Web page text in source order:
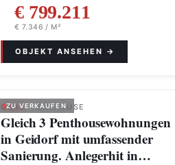
€ 799.211
€ 7.346 / M²
ZU VERKAUFEN
GRAZ· PENTHOUSE
Gleich 3 Penthousewohnungen
in Geidorf mit umfassender
Sanierung. Anlegerhit in…